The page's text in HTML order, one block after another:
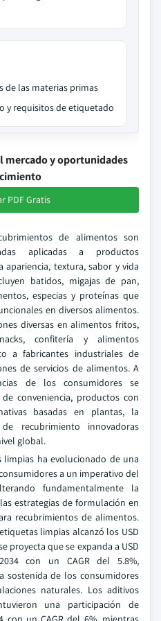
de las materias primas
y requisitos de etiquetado
mercado y oportunidades
PDF Gratis
de alimentos son
aplicadas a productos
textura, sabor y vida
batidos, migajas de pan,
especias y proteínas que
en diversos alimentos.
diversas en alimentos fritos,
confitería y alimentos
a fabricantes industriales de
de servicios de alimentos. A
de los consumidores se
conveniencia, productos con
basadas en plantas, la
recubrimiento innovadoras
global.
ha evolucionado de una
a un imperativo del
fundamentalmente la
estrategias de formulación en
recubrimientos de alimentos.
limpias alcanzó los USD
proyecta que se expanda a USD
con un CAGR del 5.8%,
sostenida de los consumidores
naturales. Los aditivos
una participación de